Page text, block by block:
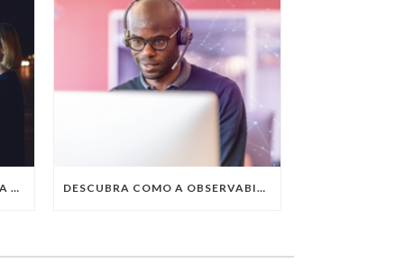
QUAIS SÃO AS TENDÊNCIAS DA TECNOLOGIA DA INFORMAÇÃO PARA 2023? DESCUBRA COMO A OBSERVABILITY IMPULSIONA O SUCESSO DO SEU NEGÓCIO